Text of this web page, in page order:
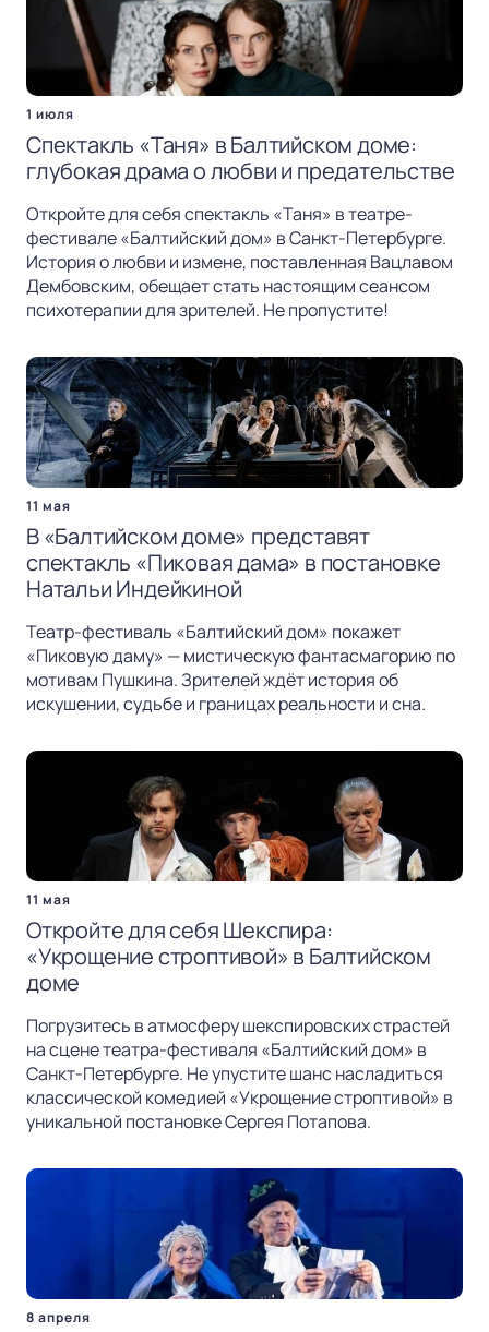
1 июля
Спектакль «Таня» в Балтийском доме:
глубокая драма о любви и предательстве
Откройте для себя спектакль «Таня» в театре-
фестивале «Балтийский дом» в Санкт-Петербурге.
История о любви и измене, поставленная Вацлавом
Дембовским, обещает стать настоящим сеансом
психотерапии для зрителей. Не пропустите!
11 мая
В «Балтийском доме» представят
спектакль «Пиковая дама» в постановке
Натальи Индейкиной
Театр-фестиваль «Балтийский дом» покажет
«Пиковую даму» — мистическую фантасмагорию по
мотивам Пушкина. Зрителей ждёт история об
искушении, судьбе и границах реальности и сна.
11 мая
Откройте для себя Шекспира:
«Укрощение строптивой» в Балтийском
доме
Погрузитесь в атмосферу шекспировских страстей
на сцене театра-фестиваля «Балтийский дом» в
Санкт-Петербурге. Не упустите шанс насладиться
классической комедией «Укрощение строптивой» в
уникальной постановке Сергея Потапова.
8 апреля